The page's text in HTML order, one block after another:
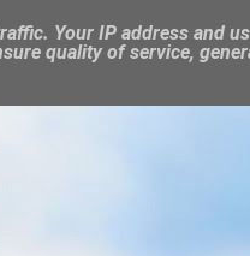
Your IP address and
quality of service,